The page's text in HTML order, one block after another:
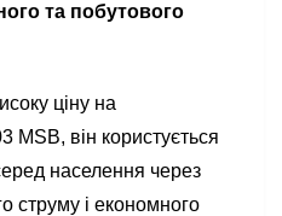
та побутового
ціну на
MSB, він користується
населення через
струму і економного